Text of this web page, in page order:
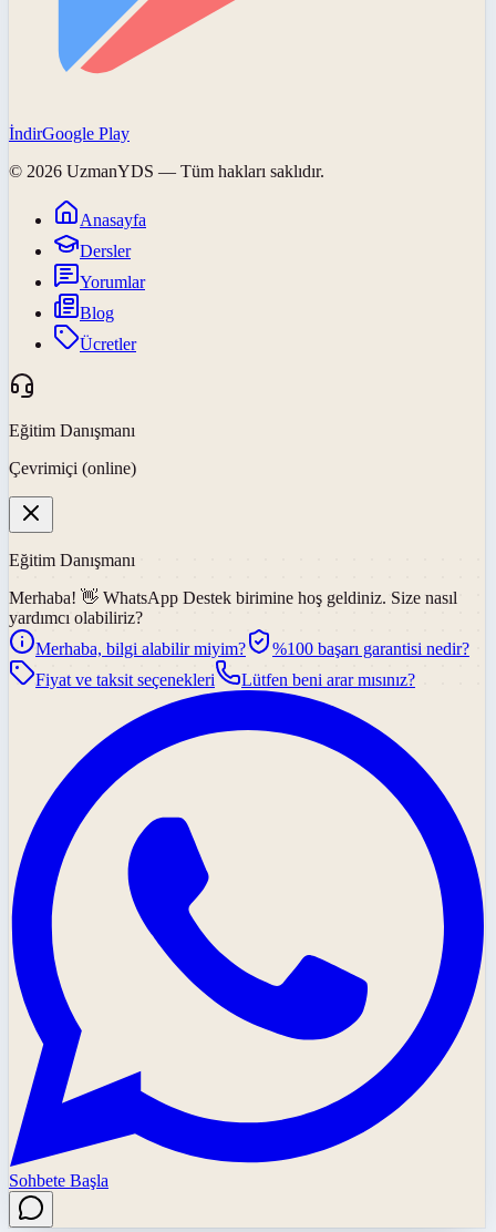
İndirGoogle Play
© 2026 UzmanYDS — Tüm hakları saklıdır.
Anasayfa
Dersler
Yorumlar
Blog
Ücretler
Eğitim Danışmanı
Çevrimiçi (online)
Eğitim Danışmanı
Merhaba! 👋 WhatsApp Destek birimine hoş geldiniz. Size nasıl
yardımcı olabiliriz?
Merhaba, bilgi alabilir miyim?
%100 başarı garantisi nedir?
Fiyat ve taksit seçenekleri
Lütfen beni arar mısınız?
Sohbete Başla